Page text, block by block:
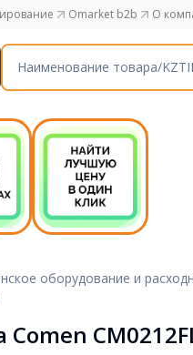
Omarket b2b О
оборудование и